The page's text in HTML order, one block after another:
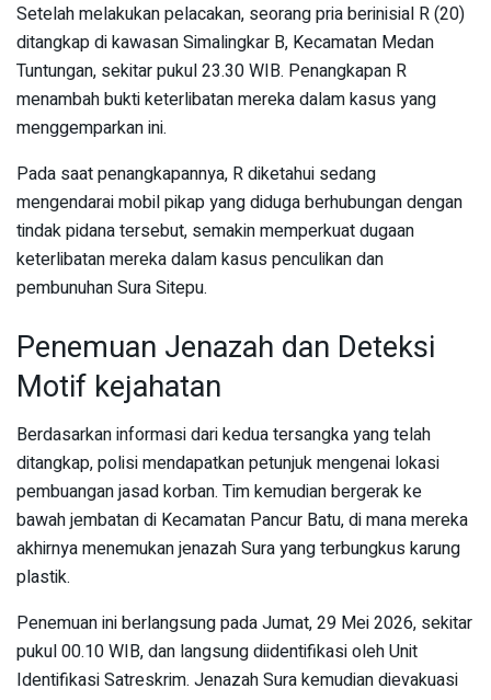
Setelah melakukan pelacakan, seorang pria berinisial R (20)
ditangkap di kawasan Simalingkar B, Kecamatan Medan
Tuntungan, sekitar pukul 23.30 WIB. Penangkapan R
menambah bukti keterlibatan mereka dalam kasus yang
menggemparkan ini.
Pada saat penangkapannya, R diketahui sedang
mengendarai mobil pikap yang diduga berhubungan dengan
tindak pidana tersebut, semakin memperkuat dugaan
keterlibatan mereka dalam kasus penculikan dan
pembunuhan Sura Sitepu.
Penemuan Jenazah dan Deteksi
Motif kejahatan
Berdasarkan informasi dari kedua tersangka yang telah
ditangkap, polisi mendapatkan petunjuk mengenai lokasi
pembuangan jasad korban. Tim kemudian bergerak ke
bawah jembatan di Kecamatan Pancur Batu, di mana mereka
akhirnya menemukan jenazah Sura yang terbungkus karung
plastik.
Penemuan ini berlangsung pada Jumat, 29 Mei 2026, sekitar
pukul 00.10 WIB, dan langsung diidentifikasi oleh Unit
Identifikasi Satreskrim. Jenazah Sura kemudian dievakuasi